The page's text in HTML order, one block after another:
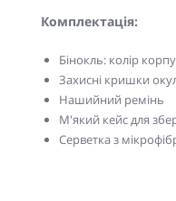
Комплектація:
Бінокль: колір
Захисні кришки
Нашийний ремінь
М'який кейс для
Серветка з